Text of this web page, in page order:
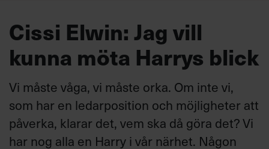
Utbildning för ledare
Chefakademin+
Populära utbildningar
Cissi Elwin: Jag vill
kunna möta Harrys blick
Vi måste våga, vi måste orka. Om inte vi,
som har en ledarposition och möjligheter att
påverka, klarar det, vem ska då göra det? Vi
har nog alla en Harry i vår närhet. Någon